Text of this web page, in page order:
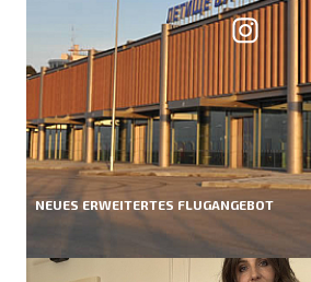
NEUES ERWEITERTES FLUGANGEBOT